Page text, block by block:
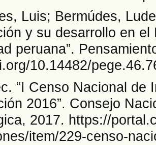
Luis; Bermúdes,
y su desarrollo en
peruana”.
10.14482/
“I Censo Nacional de
2016”. Consejo
2017. https://
item/229-censo-